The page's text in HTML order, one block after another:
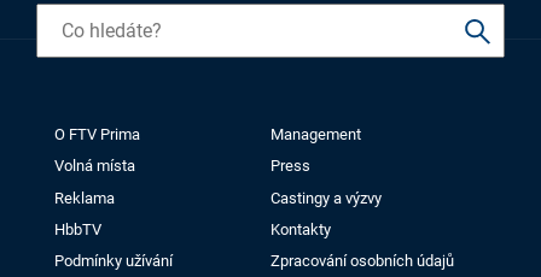
O FTV Prima
Management
Volná místa
Press
Reklama
Castingy a výzvy
HbbTV
Kontakty
Podmínky užívání
Zpracování osobních údajů